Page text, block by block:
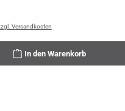
Versandkosten
In den Warenkorb